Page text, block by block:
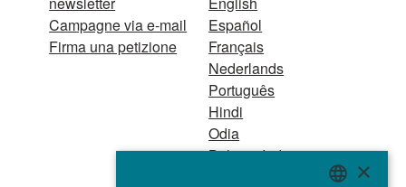
Campagne via e-mail
Firma una petizione
Español
Français
Nederlands
Português
Hindi
Odia
Bahasa Indonesia
×